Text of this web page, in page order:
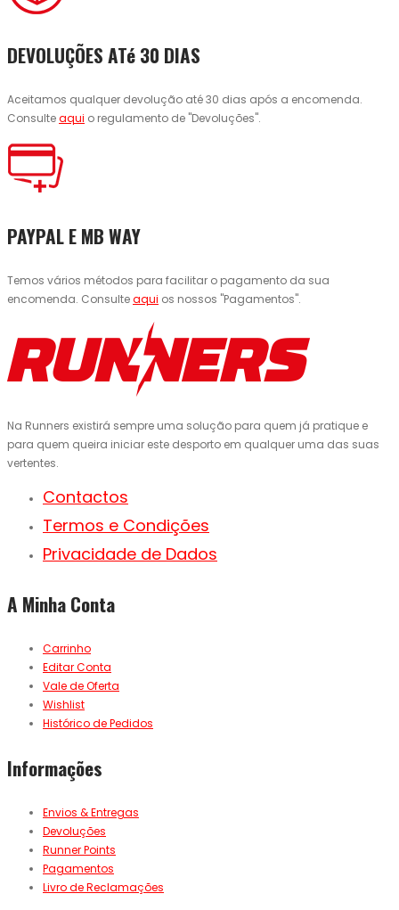
DEVOLUÇÕES ATé 30 DIAS
Aceitamos qualquer devolução até 30 dias após a encomenda.
Consulteaqui o regulamento de "Devoluções".
PAYPAL E MB WAY
Temos vários métodos para facilitar o pagamento da sua
encomenda. Consulteaqui os nossos "Pagamentos".
Na Runners existirá sempre uma solução para quem já pratique e
para quem queira iniciar este desporto em qualquer uma das suas
vertentes.
Contactos
Termos e Condições
Privacidade de Dados
A Minha Conta
Carrinho
Editar Conta
Vale de Oferta
Wishlist
Histórico de Pedidos
Informações
Envios & Entregas
Devoluções
Runner Points
Pagamentos
Livro de Reclamações